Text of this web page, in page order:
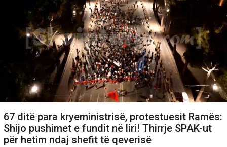
67 ditë para kryeministrisë, protestuesit Ramës:
Shijo pushimet e fundit në liri! Thirrje SPAK-ut
për hetim ndaj shefit të qeverisë